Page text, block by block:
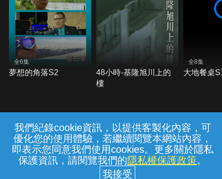
我們紀錄cookie資訊，以提供客製化內容，可
優化您的使用體驗，若繼續閱覽本網站內容，
即表示您同意我們使用cookies。更多關於隱私
保護資訊，請閱覽我們的隱私權保護政策。
全6集
夢想的角落S2
48小時-基隆旭川上的
樓
全8集
大地餐桌
常見問題 線上客服 服務條款 隱私權保護
中華電信股份有限公司個人家庭分公司
(統一編號：96979949) © 2026
{{notifyMsg}}